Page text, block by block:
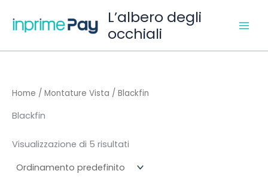
contenuto
L’albero degli
occhiali
Home / Montature Vista / Blackfin
Blackfin
Visualizzazione di 5 risultati